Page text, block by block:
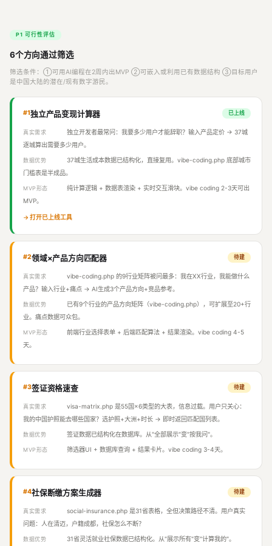
P1 可行性评估
6个方向通过筛选
筛选条件：①可用AI编程在2周内出MVP ②可嵌入或利用已有数据结构 ③目标用户
是中国大陆的潜在/现有数字游民。
#1独立产品变现计算器 已上线
真实需求
独立开发者最常问：我要多少用户才能辞职？输入产品定价 → 37城
逐城算出需要多少用户。
数据优势
37城生活成本数据已结构化，直接复用。vibe-coding.php 底部城市
门槛表是半成品。
MVP形态
纯计算逻辑 + 数据表渲染 + 实时交互滑块。vibe coding 2-3天可出
MVP。
→ 打开已上线工具
#2领域×产品方向匹配器 待建
真实需求
vibe-coding.php 的9行业矩阵被问最多：我在XX行业，我能做什么
产品？输入行业+痛点 → AI生成3个产品方向+竞品参考。
数据优势
已有9个行业的产品方向矩阵（vibe-coding.php），可扩展至20+行
业。痛点数据可众包。
MVP形态
前端行业选择表单 + 后端匹配算法 + 结果渲染。vibe coding 4-5
天。
#3签证资格速查 待建
真实需求
visa-matrix.php 是55国×6类型的大表，信息过载。用户只关心：
我的中国护照能去哪些国家？选护照+大洲+时长 → 即时返回匹配国列表。
数据优势 签证数据已结构化在数据库。从"全部展示"变"按我问"。
MVP形态 筛选器UI + 数据库查询 + 结果卡片。vibe coding 3-4天。
#4社保断缴方案生成器 待建
真实需求
social-insurance.php 是31省表格，全但决策路径不清。用户真实
问题：人在清迈，户籍成都，社保怎么不断？
数据优势 31省灵活就业社保数据已结构化。从"展示所有"变"计算我的"。